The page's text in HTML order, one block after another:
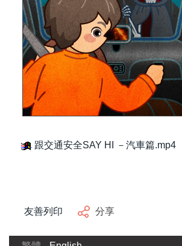
跟交通安全SAY HI －汽車篇.mp4
友善列印 分享